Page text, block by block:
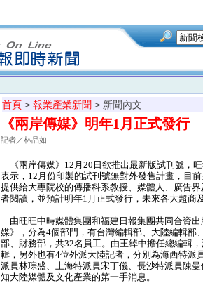
首頁 > 報業產業新聞 > 新聞內文
《兩岸傳媒》明年1月正式發行
記者／林品如
《兩岸傳媒》12月20日欲推出最新版試刊號，
表示，12月份印製的試刊號無對外發售計畫，目
提供給大專院校的傳播科系教授、媒體人、廣告
者閱讀，並預計明年1月正式發行，未來各大超商
由旺旺中時媒體集團和福建日報集團共同合資
媒》，分為4個部門，有台灣編輯部、大陸編輯部
部、財務部，共32名員工。由王綽中擔任總編輯
輯，另外也有4位外派大陸記者，分別為海西特派
派員林琮盛、上海特派員宋丁儀、長沙特派員陳
知大陸媒體及文化產業的第一手消息。